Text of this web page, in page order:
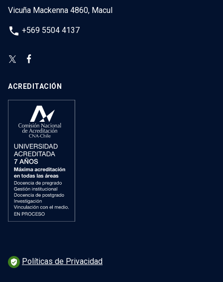
Vicuña Mackenna 4860, Macul
phone +569 5504 4137
ACREDITACIÓN
verified_user Políticas de Privacidad